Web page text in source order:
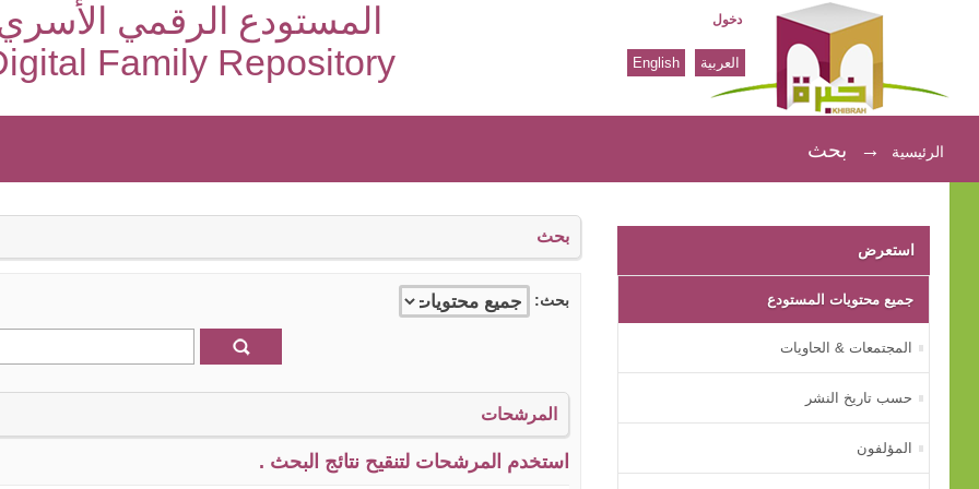
المستودع الرقمي
Family Repository
بحث
دخول
العربية English
الرئيسية → بحث
بحث
بحث:
المرشحات
استخدم المرشحات لتنقيح نتائج البحث .
استعرض
جميع محتويات المستودع
المجتمعات & الحاويات
حسب تاريخ النشر
المؤلفون